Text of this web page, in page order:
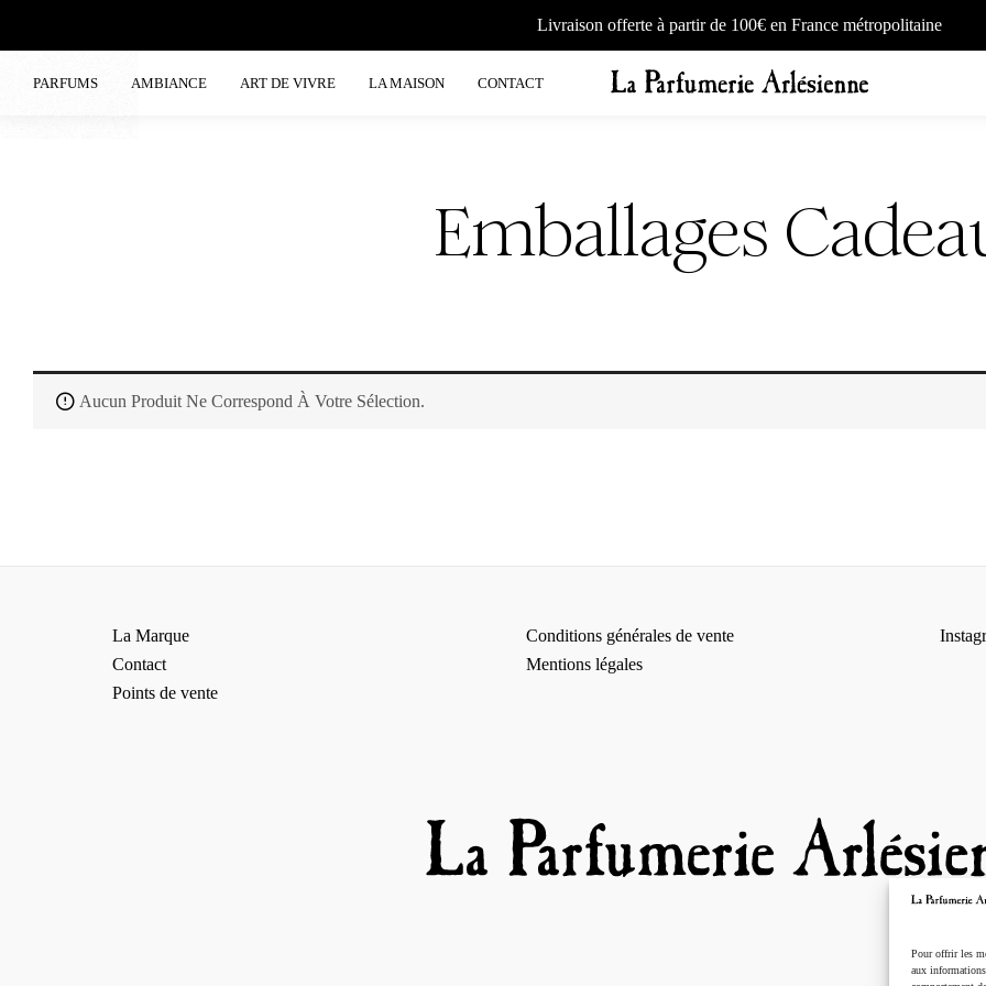
Pour offrir les
aux
Livraison offerte à partir de 100€ en France métropolitaine
PARFUMS AMBIANCE ART DE VIVRE LA MAISON CONTACT
Emballages
Aucun Produit Ne Correspond À Votre Sélection.
La Marque
Contact
Points de vente
Conditions générales de vente
Mentions légales